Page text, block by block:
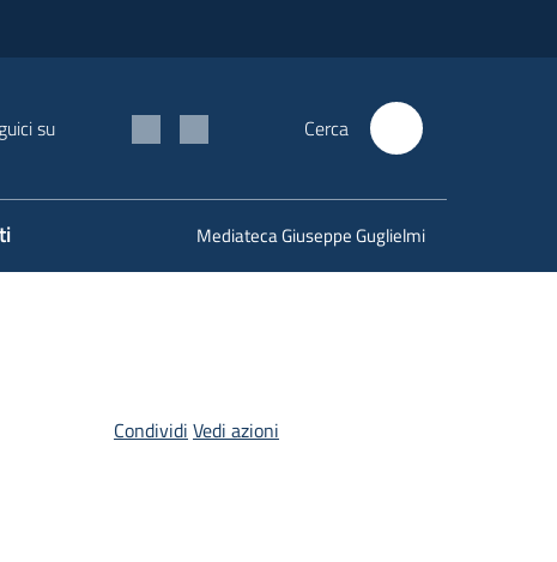
su Cerca
Mediateca Giuseppe Guglielmi
Condividi Vedi azioni